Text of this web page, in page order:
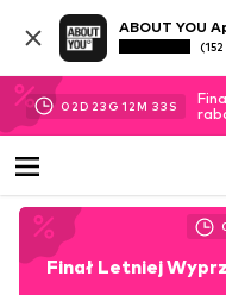
ABOUT YOU
02D 23 G 12M 31 S
Finał Letniej